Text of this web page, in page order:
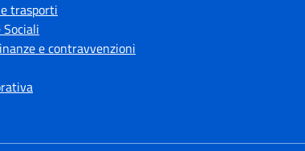
trasporti
e contravvenzioni